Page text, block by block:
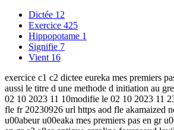
Dictée 12
Exercice 425
Hippopotame 1
Signifie 7
Vient 16
exercice c1 c2 dictee eureka mes premiers
aussi le titre d une methode d initiation au
02 10 2023 11 10modifie le 02 10 2023 11
fle fr 20230926 url https aod fle akamaized
u00abeur u00eaka mes premiers pas en gr